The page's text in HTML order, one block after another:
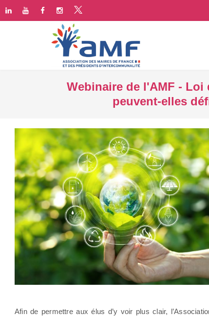
Webinaire de l'AMF -
peuvent-elles
Afin de permettre aux élus d’y voir plus clair,